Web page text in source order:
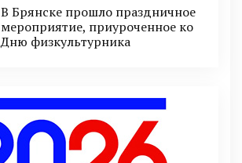
В Брянске прошло праздничное
мероприятие, приуроченное ко
Дню физкультурника